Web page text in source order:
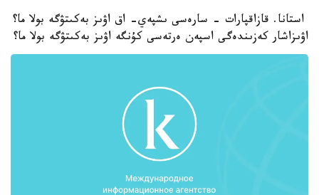
استانا. قازاقپارات - سارەسى ىشپەي- اق اۋىز بەكىتۋگە بولا ما؟
اۋىزاشار كەزىندەگى اسپەن ەرتەسى كۇنگە اۋىز بەكىتۋگە بولا ما؟